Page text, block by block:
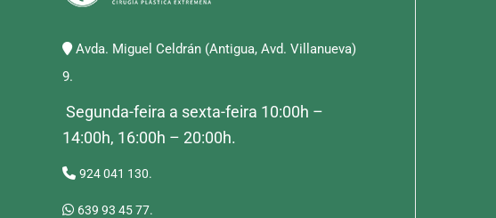
Avda. Miguel Celdrán (Antigua, Avd. Villanueva)
9.
Segunda-feira a sexta-feira 10:00h –
14:00h, 16:00h – 20:00h.
924 041 130.
639 93 45 77.